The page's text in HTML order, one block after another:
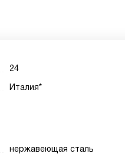
24
Италия*
нержавеющая сталь